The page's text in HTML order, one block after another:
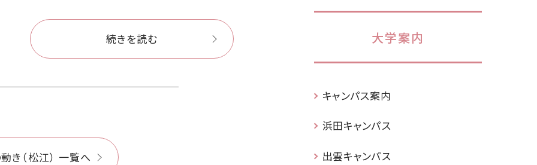
続きを読む
き（松江） 一覧へ
大学案内
キャンパス案内
浜田キャンパス
出雲キャンパス